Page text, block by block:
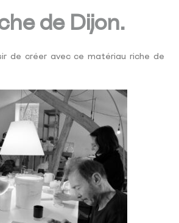
de Dijon.
de créer avec ce matériau riche de